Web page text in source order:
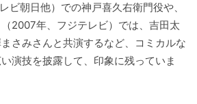
ビ朝日他）での神戸喜久右衛門役や、
（2007年、フジテレビ）では、吉田太
さみさんと共演するなど、コミカルな
演技を披露して、印象に残っていま